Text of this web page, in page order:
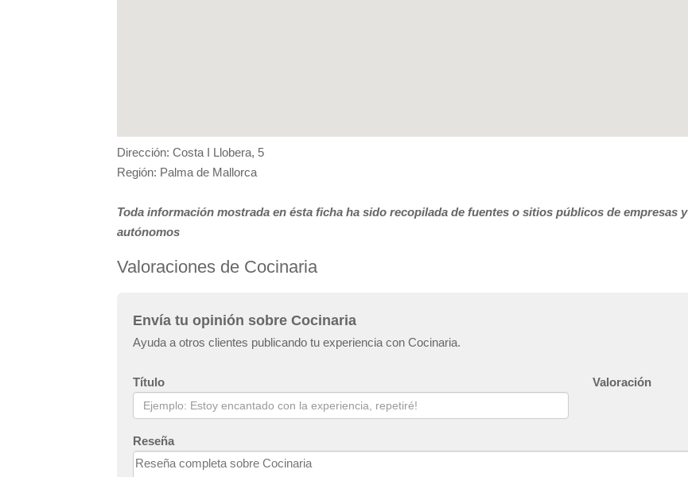
Dirección: Costa I Llobera, 5
Región: Palma de Mallorca
Toda información mostrada en ésta ficha ha sido recopilada de fuentes o sitios públicos de empresas y
autónomos
Valoraciones de Cocinaria
Envía tu opinión sobre Cocinaria
Ayuda a otros clientes publicando tu experiencia con Cocinaria.
Título Valoración
Reseña